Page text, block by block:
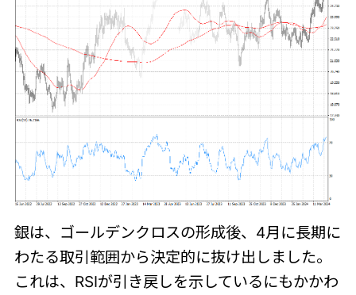
銀は、ゴールデンクロスの形成後、4月に長期に
わたる取引範囲から決定的に抜け出しました。
これは、RSIが引き戻しを示しているにもかかわ